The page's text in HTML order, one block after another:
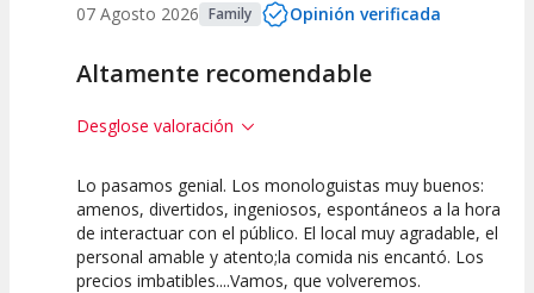
07 Agosto 2026 Family Opinión verificada
Altamente recomendable
Desglose valoración
10
Calidad del
Espectáculo
10
Puesta en
Escena
10
Interpretación
artística
Lo pasamos genial. Los monologuistas muy buenos:
amenos, divertidos, ingeniosos, espontáneos a la hora
de interactuar con el público. El local muy agradable, el
personal amable y atento;la comida nis encantó. Los
precios imbatibles....Vamos, que volveremos.